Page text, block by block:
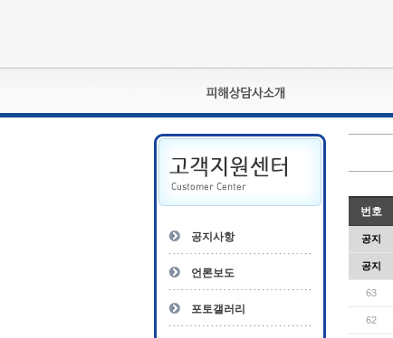
피해상담사란?
자격관리규정
상담사 자격증 확인
- 피해상담사 1급
- 전문수련감독자
- 전문수련기관
공지사항
언론보도
포토갤러리
번호
공지
공지
63
62